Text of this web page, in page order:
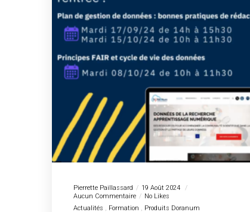
Pierrette Paillassard
19 Août 2024
Aucun Commentaire
No Likes
Actualités
Formation Produits Doranum